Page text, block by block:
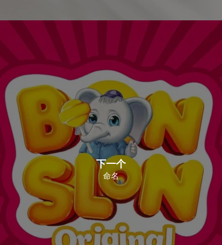
下一个
命名